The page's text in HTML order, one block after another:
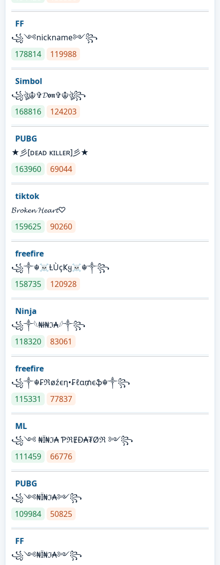
FF
꧁༺nickname༻꧂
178814
119988
Simbol
꧁ঔৣ☬✞𝓓𝖔𝖓✞☬ঔৣ꧂
168816
124203
PUBG
★彡[ᴅᴇᴀᴅ ᴋɪʟʟᴇʀ]彡★
163960
69044
tiktok
𝓑𝓻𝓸𝓴𝓮𝓷 𝓗𝓮𝓪𝓻𝓽♡
159625
90260
freefire
꧁༒☬☠Ƚ︎ÙçҜყ☠︎☬༒꧂
158735
120928
Ninja
꧁⁣༒𓆩₦ł₦ℑ₳𓆪༒꧂
118320
83061
freefire
꧁༒☬₣ℜøźєη•₣ℓα₥єֆ☬༒꧂
115331
77837
ML
꧁༺ ₦Ї₦ℑ₳ ƤℜɆĐ₳₮Øℜ ༻꧂
111459
66776
PUBG
꧁༺₦Ї₦ℑ₳༻꧂
109984
50825
FF
꧁༺₦Ї₦ℑ₳༻꧂